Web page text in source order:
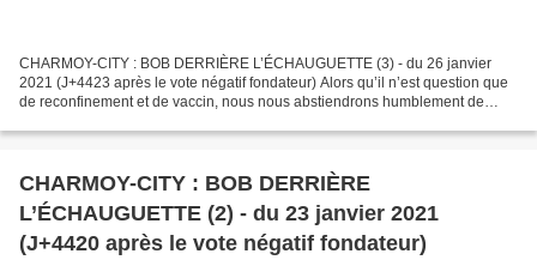
CHARMOY-CITY : BOB DERRIÈRE L’ÉCHAUGUETTE (3) - du 26 janvier
2021 (J+4423 après le vote négatif fondateur) Alors qu’il n’est question que
de reconfinement et de vaccin, nous nous abstiendrons humblement de
CHARMOY-CITY : BOB DERRIÈRE
L’ÉCHAUGUETTE (2) - du 23 janvier 2021
(J+4420 après le vote négatif fondateur)